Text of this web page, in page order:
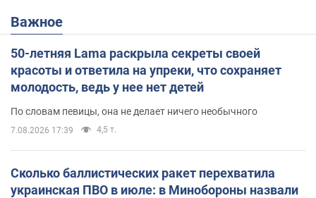
Важное
50-летняя Lama раскрыла секреты своей
красоты и ответила на упреки, что сохраняет
молодость, ведь у нее нет детей
По словам певицы, она не делает ничего необычного
7.08.2026 17:39 4,5 т.
Сколько баллистических ракет перехватила
украинская ПВО в июле: в Минобороны назвали